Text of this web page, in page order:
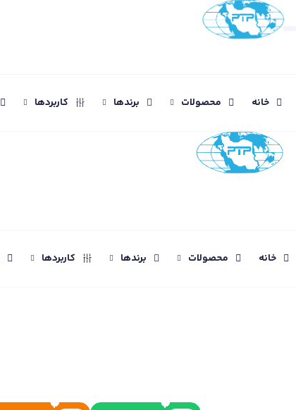
خانه محصولات برندها کاربردها
خانه محصولات برندها کاربردها